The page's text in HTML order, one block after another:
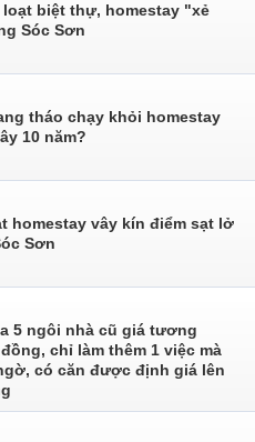
biệt thự, homestay "xẻ
Sóc Sơn
tháo chạy khỏi homestay
10 năm?
homestay vây kín điểm sạt lở
Sơn
5 ngôi nhà cũ giá tương
chỉ làm thêm 1 việc mà
có căn được định giá lên